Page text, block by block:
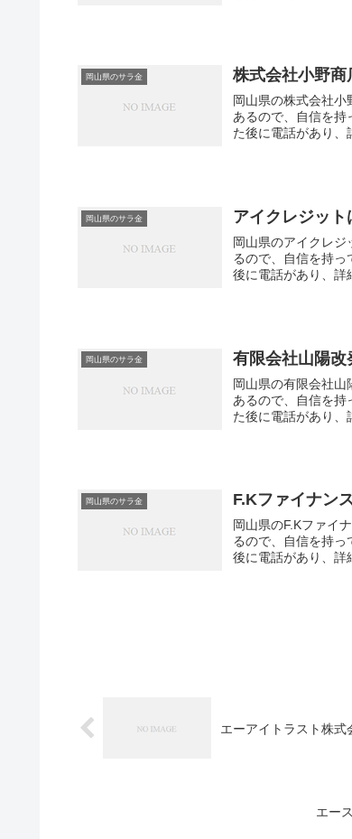
岡山県のサラ金 株式会社小野商
岡山県の株式会社
あるので、自信を持
た後に電話があり
岡山県のサラ金 アイクレジット
岡山県のアイクレ
るので、自信を持っ
後に電話があり、詳
岡山県のサラ金 有限会社山陽改
岡山県の有限会社
あるので、自信を持
た後に電話があり、
岡山県のサラ金 F.Kファイナン
岡山県のF.Kファイ
るので、自信を持っ
後に電話があり、詳
エーアイトラスト株式
エー